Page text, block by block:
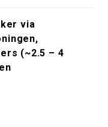
via
(~2.5 – 4